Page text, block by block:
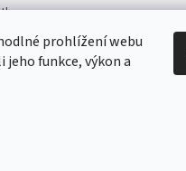
prohlížení webu
funkce, výkon a